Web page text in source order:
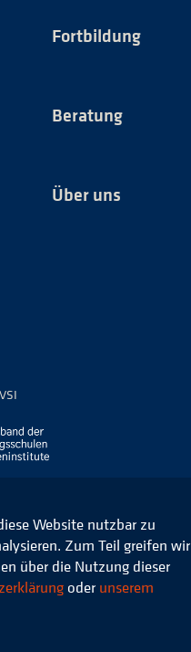
Fortbildung
Beratung
Über uns
Datenschutz
Website nutzbar zu
Zum Teil greifen wir
über die Nutzung dieser
oder unserem